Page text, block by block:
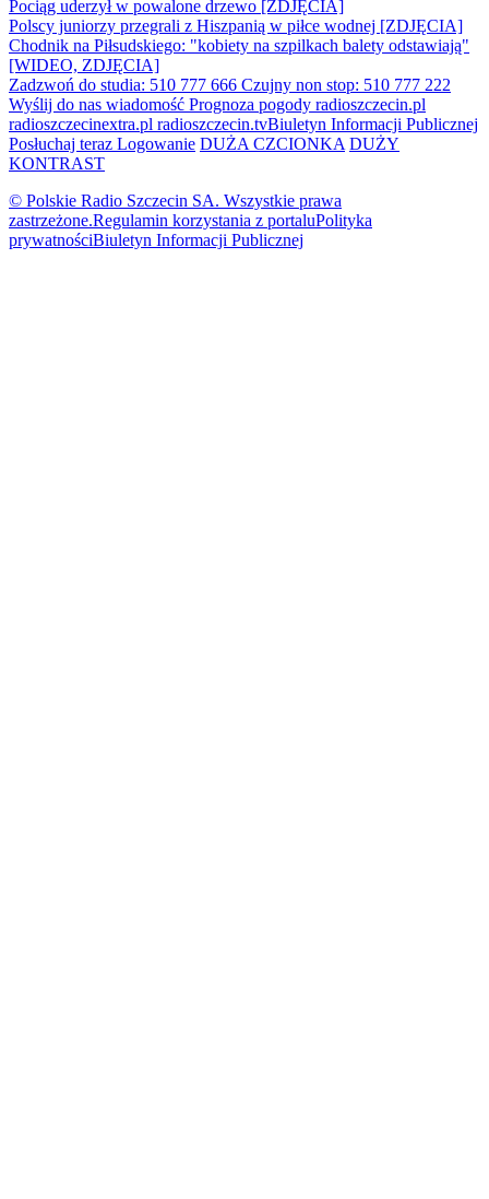
Pociąg uderzył w powalone drzewo [ZDJĘCIA]
Polscy juniorzy przegrali z Hiszpanią w piłce wodnej [ZDJĘCIA]
Chodnik na Piłsudskiego: "kobiety na szpilkach balety odstawiają"
[WIDEO, ZDJĘCIA]
Zadzwoń do studia: 510 777 666 Czujny non stop: 510 777 222
Wyślij do nas wiadomość Prognoza pogody radioszczecin.pl
radioszczecinextra.pl radioszczecin.tvBiuletyn Informacji Publicznej
Posłuchaj teraz Logowanie DUŻA CZCIONKA DUŻY
KONTRAST
© Polskie Radio Szczecin SA. Wszystkie prawa
zastrzeżone.Regulamin korzystania z portaluPolityka
prywatnościBiuletyn Informacji Publicznej